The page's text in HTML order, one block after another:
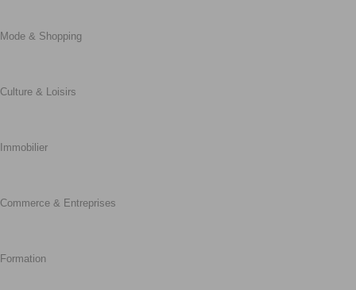
Mode & Shopping
Culture & Loisirs
Immobilier
Commerce & Entreprises
Formation